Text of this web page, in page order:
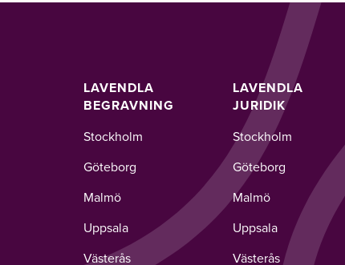
LAVENDLA
BEGRAVNING
Stockholm
Göteborg
Malmö
Uppsala
Västerås
LAVENDLA
JURIDIK
Stockholm
Göteborg
Malmö
Uppsala
Västerås